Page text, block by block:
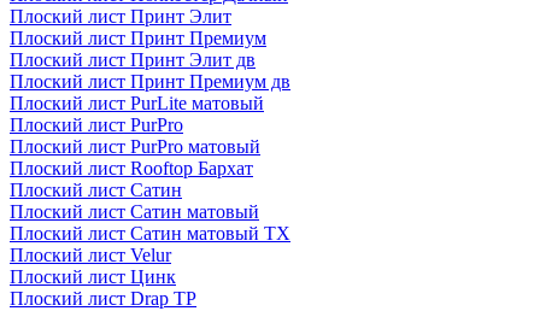
Плоский лист Принт Элит
Плоский лист Принт Премиум
Плоский лист Принт Элит дв
Плоский лист Принт Премиум дв
Плоский лист PurLite матовый
Плоский лист PurPro
Плоский лист PurPro матовый
Плоский лист Rooftop Бархат
Плоский лист Сатин
Плоский лист Сатин матовый
Плоский лист Сатин матовый TX
Плоский лист Velur
Плоский лист Цинк
Плоский лист Drap ТР